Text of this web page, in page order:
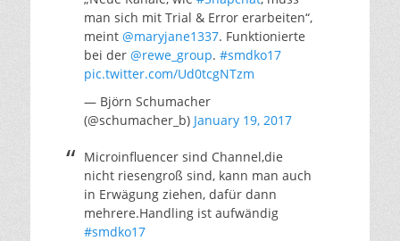
man sich mit Trial & Error erarbeiten“,
meint @maryjane1337. Funktionierte
bei der @rewe_group. #smdko17
pic.twitter.com/Ud0tcgNTzm
— Björn Schumacher
(@schumacher_b) January 19, 2017
Microinfluencer sind Channel,die
nicht riesengroß sind, kann man auch
in Erwägung ziehen, dafür dann
mehrere.Handling ist aufwändig
#smdko17